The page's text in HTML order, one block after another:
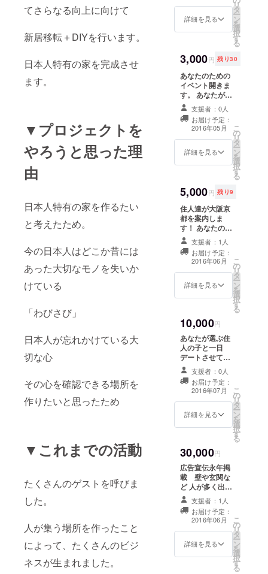
てさらなる向上に向けて
新居移転＋DIYを行います。
日本人特有の家を完成させ
ます。
▼プロジェクトを
やろうと思った理
由
日本人特有の家を作るたい
と考えたため。
今の日本人はどこか昔には
あった大切なモノを失いか
けている
「わびさび」
日本人が忘れかけている大
切な心
その心を確認できる場所を
作りたいと思ったため
▼これまでの活動
たくさんのゲストを呼びま
した。
人が集う場所を作ったこと
によって、たくさんのビジ
ネスが生まれました。
本当に自分
のやりたい
け、それを
形にしてい
く場所で
す。
•各地のリバ
邸は”現代の
寺”というコ
ますが、地
域や住民の
特色に沿っ
て、リバ邸
ごとに多様
な雰囲気・
ルを持って
詳細を見る
リ
タ
ー
ン
を
選
択
す
る
3,000円 残り30
あなたのための
イベント開きま
す。 あなたがし
たいこと、やり
たいことを応援
するイベント開
きます。全力で
応援します。
支援者：0人
お届け予定：
2016年05月
詳細を見る
こ
の
リ
タ
ー
ン
を
選
択
す
る
5,000円 残り9
住人達が大阪京
都を案内しま
す！ あなたの行
きたいところを
案内させていた
だ来ます！
支援者：1人
お届け予定：
2016年06月
詳細を見る
こ
の
リ
タ
ー
ン
を
選
択
す
る
10,000円
あなたが選ぶ住
人の子と一日
デートさせてい
ただきます。 場
所や日程は事前
に連絡を取り合
いながら決めて
いきましょ
う！！
支援者：0人
お届け予定：
2016年07月
詳細を見る
こ
の
リ
タ
ー
ン
を
選
択
す
る
30,000円
広告宣伝永年掲
載 壁や玄関な
ど 人が多く出入
りするのでしっ
かりとした広告
になります。
支援者：1人
お届け予定：
2016年06月
詳細を見る
こ
の
リ
タ
ー
ン
を
選
択
す
る